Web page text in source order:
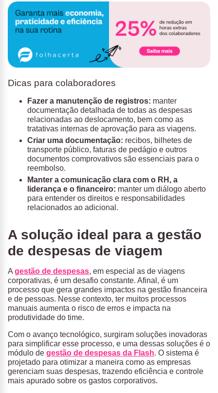
Dicas para colaboradores
Fazer a manutenção de registros: manter
documentação detalhada de todas as despesas
relacionadas ao deslocamento, bem como as
tratativas internas de aprovação para as viagens.
Criar uma documentação: recibos, bilhetes de
transporte público, faturas de pedágio e outros
documentos comprovativos são essenciais para o
reembolso.
Manter a comunicação clara com o RH, a
liderança e o financeiro: manter um diálogo aberto
para entender os direitos e responsabilidades
relacionados ao adicional.
A solução ideal para a gestão
de despesas de viagem
A gestão de despesas, em especial as de viagens
corporativas, é um desafio constante. Afinal, é um
processo que gera grandes impactos na gestão financeira
e de pessoas. Nesse contexto, ter muitos processos
manuais aumenta o risco de erros e impacta na
produtividade do time.
Com o avanço tecnológico, surgiram soluções inovadoras
para simplificar esse processo, e uma dessas soluções é o
módulo de gestão de despesas da Flash. O sistema é
projetado para otimizar a maneira como as empresas
gerenciam suas despesas, trazendo eficiência e controle
mais apurado sobre os gastos corporativos.